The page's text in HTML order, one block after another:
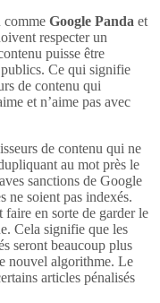
comme Google Panda et
respecter un
puisse être
Ce qui signifie
de contenu qui
et n’aime pas avec
de contenu qui ne
au mot près le
sanctions de Google
ne soient pas indexés.
en sorte de garder le
Cela signifie que les
seront beaucoup plus
nouvel algorithme. Le
articles pénalisés